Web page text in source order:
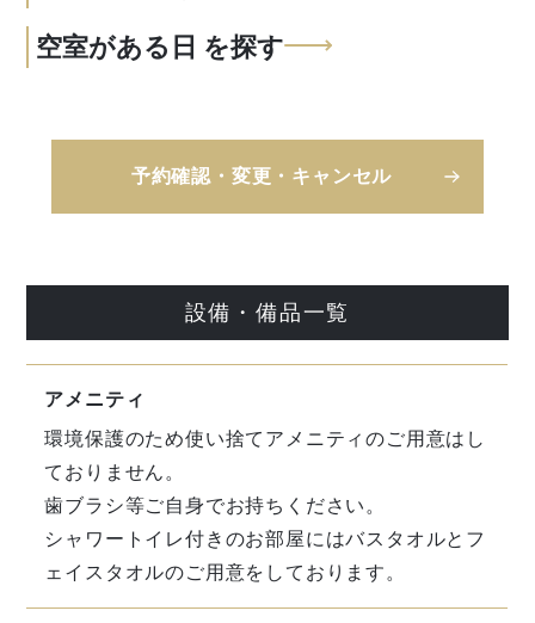
空室がある日 を探す
予約確認・変更・キャンセル
設備・備品一覧
アメニティ
環境保護のため使い捨てアメニティのご用意はし
ておりません。
歯ブラシ等ご自身でお持ちください。
シャワートイレ付きのお部屋にはバスタオルとフ
ェイスタオルのご用意をしております。